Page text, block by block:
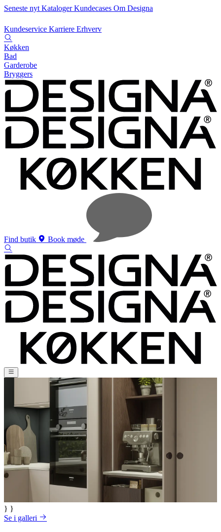
Seneste nyt KatalogerKundecases Om Designa
Kundeservice Karriere Erhverv
Køkken
Bad
Garderobe
Bryggers
Find butik Book møde
} }
Se i galleri